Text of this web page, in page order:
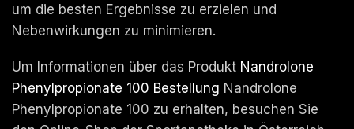
um die besten Ergebnisse zu erzielen und
Nebenwirkungen zu minimieren.
Um Informationen über das Produkt Nandrolone
Phenylpropionate 100 Bestellung Nandrolone
Phenylpropionate 100 zu erhalten, besuchen Sie